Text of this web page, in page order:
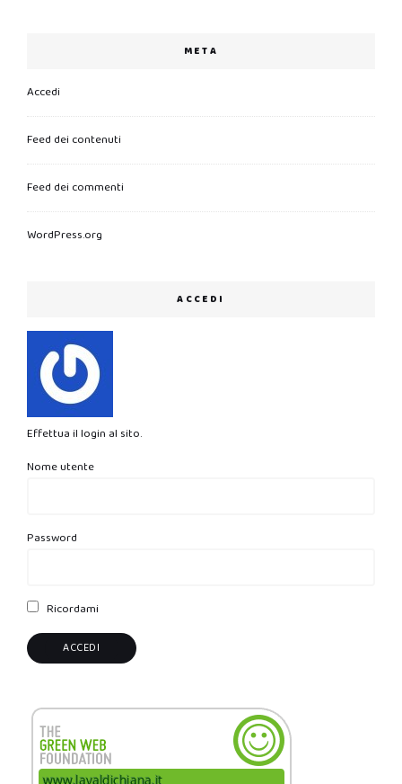
META
Accedi
Feed dei contenuti
Feed dei commenti
WordPress.org
ACCEDI
Effettua il login al sito.
Nome utente
Password
Ricordami